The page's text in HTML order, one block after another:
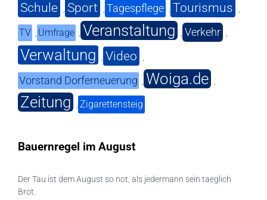
Schule , Sport , Tagespflege , Tourismus ,
TV , Umfrage , Veranstaltung , Verkehr ,
Verwaltung , Video ,
Vorstand Dorferneuerung , Woiga.de ,
Zeitung , Zigarettensteig
Bauernregel im August
Der Tau ist dem August so not, als jedermann sein taeglich
Brot.